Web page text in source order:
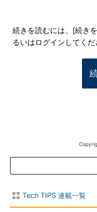
続きを読むには、[続き
るいはログインしてくだ
Tech TIPS 連載一覧